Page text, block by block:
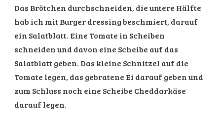
Das Brötchen durchschneiden, die untere Hälfte
hab ich mit Burger dressing beschmiert, darauf
ein Salatblatt. Eine Tomate in Scheiben
schneiden und davon eine Scheibe auf das
Salatblatt geben. Das kleine Schnitzel auf die
Tomate legen, das gebratene Ei darauf geben und
zum Schluss noch eine Scheibe Cheddarkäse
darauf legen.